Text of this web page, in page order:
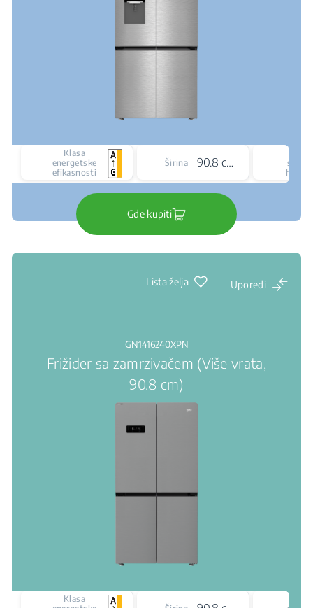
Klasa
energetske
efikasnosti
Širina 90.8 cm
Gde kupiti
Lista želja Uporedi
GN1416240XPN
Frižider sa zamrzivačem (Više vrata,
90.8 cm)
Klasa